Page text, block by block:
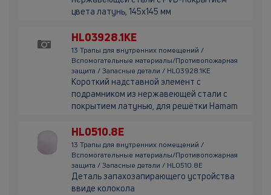
цвета латунь, 145х145 мм
HL03928.1KE
13 Трапы для внутренних помещений /
Вспомогательные материалы/Противопожарная
защита / Запасные детали / HL03928.1KE
Короткий надставной элемент с
подрамником из нержавеющей стали с
покрытием латунью, для решётки Hamam
HL0510.8E
13 Трапы для внутренних помещений /
Вспомогательные материалы/Противопожарная
защита / Запасные детали / HL0510.8E
Деталь запахозапирающего устройства
ввиде колокола